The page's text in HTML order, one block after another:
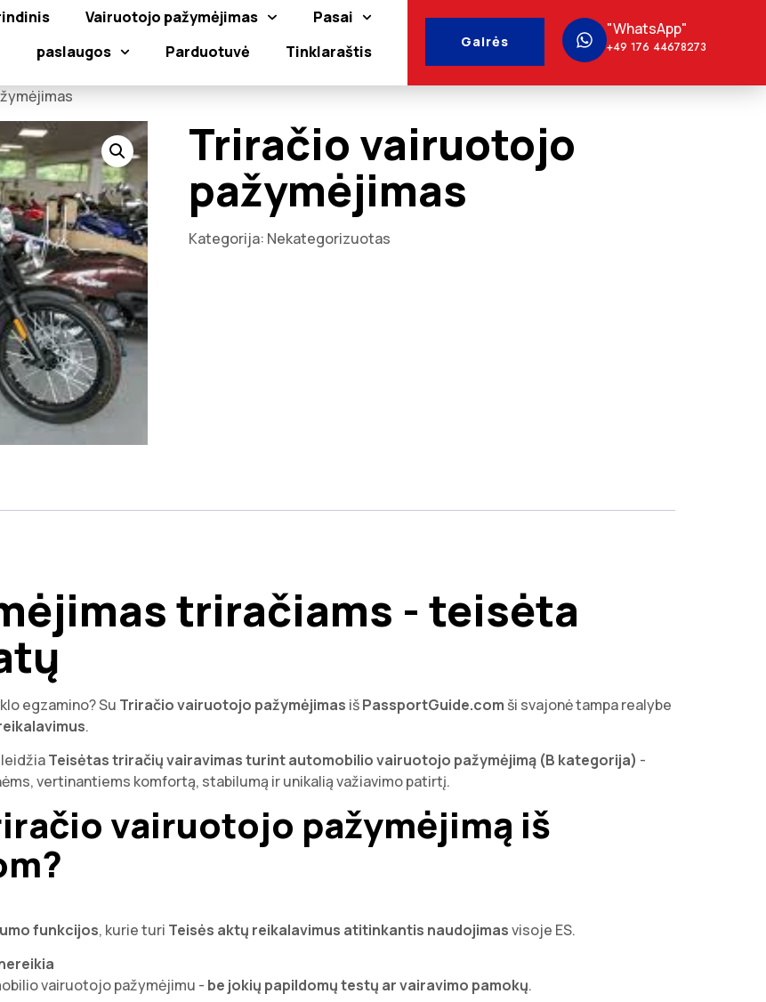
Vairuotojo pažymėjimas
Pasai
paslaugos
Parduotuvė Tinklaraštis
Gairės
"WhatsApp"
+49 176 44678273
Triračio vairuotojo
pažymėjimas
Kategorija: Nekategorizuotas
triračiams - teisėta
egzamino? Su Triračio vairuotojo pažymėjimas išPassportGuide.com ši svajonė tampa realybe
.
Teisėtas triračių vairavimas turint automobilio vairuotojo pažymėjimą (B kategorija) -
vertinantiems komfortą, stabilumą ir unikalią važiavimo patirtį.
vairuotojo pažymėjimą iš
funkcijos, kurie turi Teisės aktų reikalavimus atitinkantis naudojimasvisoje ES.
vairuotojo pažymėjimu - be jokių papildomų testų ar vairavimo pamokų.